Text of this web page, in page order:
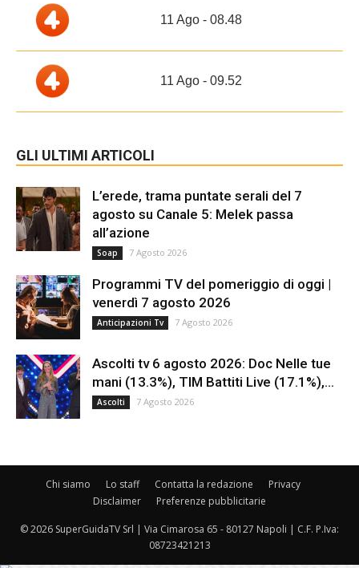
11 Ago - 08.48
11 Ago - 09.52
GLI ULTIMI ARTICOLI
L’erede, trama puntate serali del 7
agosto su Canale 5: Melek passa
all’azione
Soap 7 Agosto 2026
Programmi TV del pomeriggio di oggi |
venerdì 7 agosto 2026
Anticipazioni Tv 7 Agosto 2026
Ascolti tv 6 agosto 2026: Doc Nelle tue
mani (13.3%), TIM Battiti Live (17.1%),...
Ascolti 7 Agosto 2026
Chi siamo Lo staff Contatta la redazione
Privacy
Disclaimer
Preferenze pubblicitarie
© 2026 SuperGuidaTV Srl | Via Cimarosa 65 - 80127 Napoli | C.F. P.Iva:
08723421213